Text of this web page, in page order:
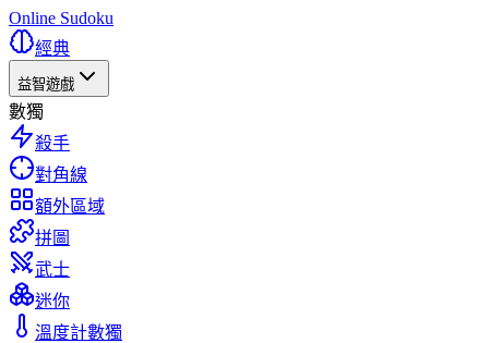
Online Sudoku
經典
益智遊戲
數獨
殺手
對角線
額外區域
拼圖
武士
迷你
溫度計數獨